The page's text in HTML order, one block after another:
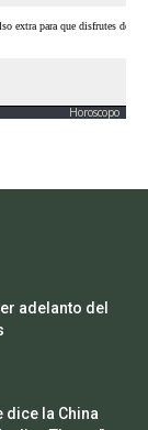
Horoscopo
adelanto del
dice la China